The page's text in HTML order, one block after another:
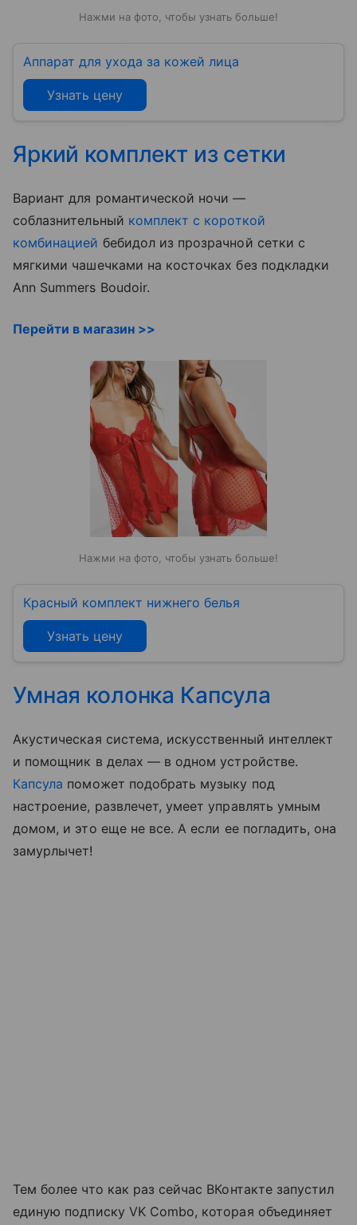
Нажми на фото, чтобы узнать больше!
Аппарат для ухода за кожей лица
Узнать цену
Яркий комплект из сетки
Вариант для романтической ночи —
соблазнительный комплект с короткой
комбинацией бебидол из прозрачной сетки с
мягкими чашечками на косточках без подкладки
Ann Summers Boudoir.
Перейти в магазин >>
Нажми на фото, чтобы узнать больше!
Красный комплект нижнего белья
Узнать цену
Умная колонка Капсула
Акустическая система, искусственный интеллект
и помощник в делах — в одном устройстве.
Капсула поможет подобрать музыку под
настроение, развлечет, умеет управлять умным
домом, и это еще не все. А если ее погладить, она
замурлычет!
Тем более что как раз сейчас ВКонтакте запустил
единую подписку VK Combo, которая объединяет